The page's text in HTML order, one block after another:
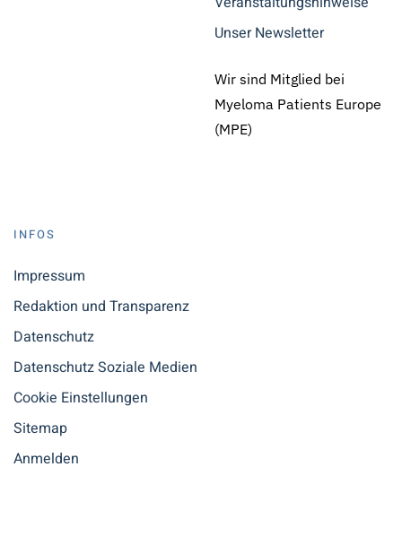
Unser Newsletter
Wir sind Mitglied bei
Myeloma Patients Europe
(MPE)
INFOS
Impressum
Redaktion und Transparenz
Datenschutz
Datenschutz Soziale Medien
Cookie Einstellungen
Sitemap
Anmelden